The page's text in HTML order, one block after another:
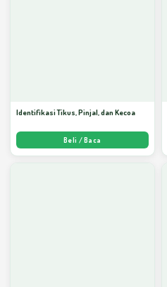
Identifikasi Tikus, Pinjal, dan Kecoa
Beli / Baca